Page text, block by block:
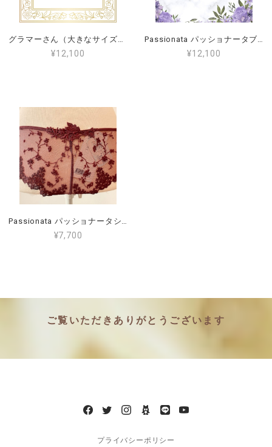
¥12,100 ¥12,100
¥7,700
ご覧いただきありがとうございます
プライバシーポリシー